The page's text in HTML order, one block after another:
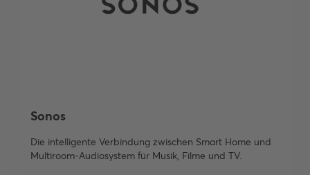
Sonos
Die intelligente Verbindung zwischen Smart Home und
Multiroom-Audiosystem für Musik, Filme und TV.